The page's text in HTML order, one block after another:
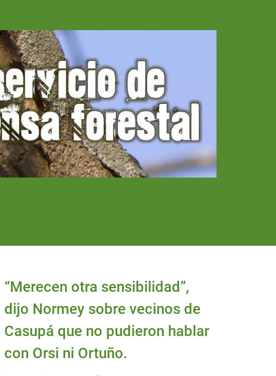
“Merecen otra sensibilidad”,
dijo Normey sobre vecinos de
Casupá que no pudieron hablar
con Orsi ni Ortuño.